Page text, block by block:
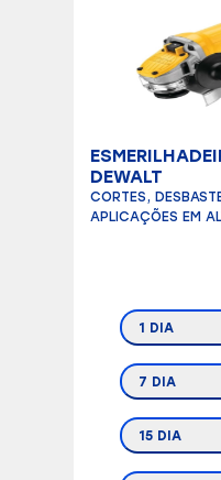
DEWALT
CORTES,
APLICAÇÕES EM
1 DIA
7 DIA
15 DIA